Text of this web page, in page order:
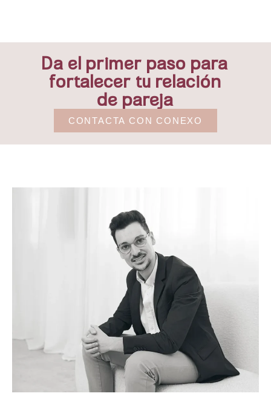
Da el primer paso para
fortalecer tu relación
de pareja
CONTACTA CON CONEXO